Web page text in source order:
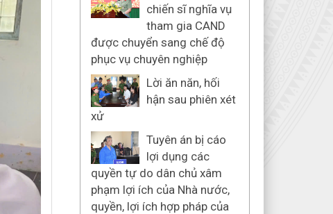
chiến sĩ nghĩa vụ
tham gia CAND
được chuyển sang chế độ
phục vụ chuyên nghiệp
Lời ăn năn, hối
hận sau phiên xét
xử
Tuyên án bị cáo
lợi dụng các
quyền tự do dân chủ xâm
phạm lợi ích của Nhà nước,
quyền, lợi ích hợp pháp của